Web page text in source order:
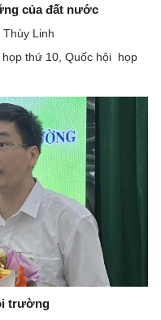
của đất nước
Thùy Linh
thứ 10, Quốc hội họp
trường